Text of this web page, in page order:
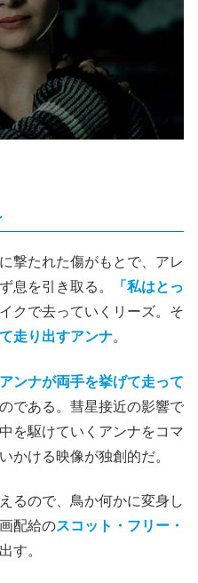
撃たれた傷がもとで、アレ
息を引き取る。
「私はとっ
クで去っていくリーズ。そ
走り出すアンナ。
アンナが両手を挙げて走って
である。彗星接近の影響で
を駆けていくアンナをコマ
かける映像が独創的だ。
るので、鳥か何かに変身し
配給のスコット・フリー・
す。